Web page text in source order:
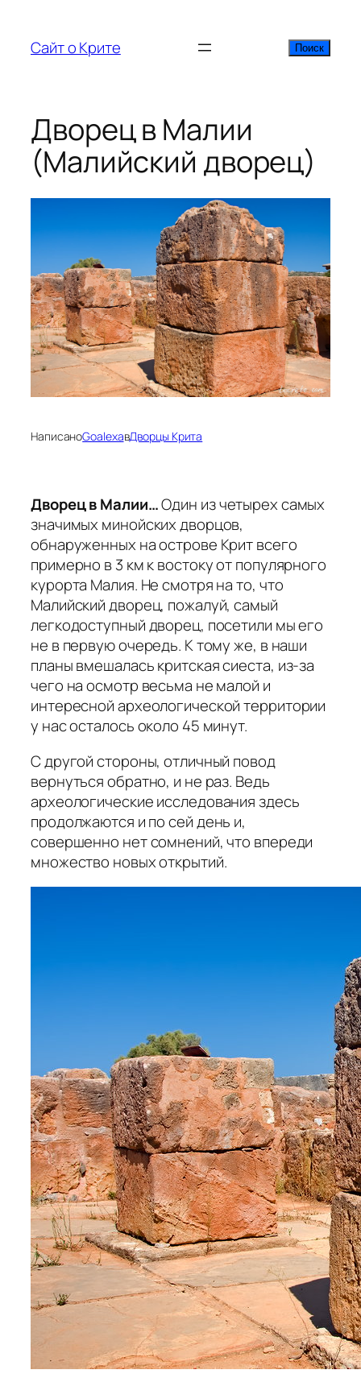
содержимому
Сайт о Крите Поиск
Поиск
Дворец в Малии
(Малийский дворец)
НаписаноGoalexaвДворцы Крита
Дворец в Малии…Один из четырех самых
значимых минойских дворцов,
обнаруженных на острове Крит всего
примерно в 3 км к востоку от популярного
курорта Малия. Не смотря на то, что
Малийский дворец, пожалуй, самый
легкодоступный дворец, посетили мы его
не в первую очередь. К тому же, в наши
планы вмешалась критская сиеста, из-за
чего на осмотр весьма не малой и
интересной археологической территории
у нас осталось около 45 минут.
С другой стороны, отличный повод
вернуться обратно, и не раз. Ведь
археологические исследования здесь
продолжаются и по сей день и,
совершенно нет сомнений, что впереди
множество новых открытий.